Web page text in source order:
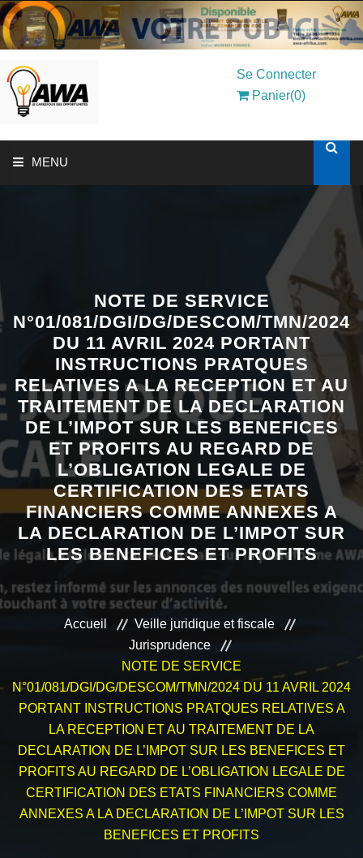
Se Connecter
Panier(0)
MENU
MON COMPTE
AWASHOP
VEILLE JURIDIQUE ET FISCALE
LES ANALYSES
NOTE DE SERVICE
N°01/081/DGI/DG/DESCOM/TMN/2024
DU 11 AVRIL 2024 PORTANT
INSTRUCTIONS PRATQUES
RELATIVES A LA RECEPTION ET AU
TRAITEMENT DE LA DECLARATION
DE L’IMPOT SUR LES BENEFICES
ET PROFITS AU REGARD DE
L’OBLIGATION LEGALE DE
CERTIFICATION DES ETATS
FINANCIERS COMME ANNEXES A
LA DECLARATION DE L’IMPOT SUR
LES BENEFICES ET PROFITS
Accueil
Veille juridique et fiscale
Jurisprudence
NOTE DE SERVICE
N°01/081/DGI/DG/DESCOM/TMN/2024 DU 11 AVRIL 2024
PORTANT INSTRUCTIONS PRATQUES RELATIVES A
LA RECEPTION ET AU TRAITEMENT DE LA
DECLARATION DE L’IMPOT SUR LES BENEFICES ET
PROFITS AU REGARD DE L’OBLIGATION LEGALE DE
CERTIFICATION DES ETATS FINANCIERS COMME
ANNEXES A LA DECLARATION DE L’IMPOT SUR LES
BENEFICES ET PROFITS